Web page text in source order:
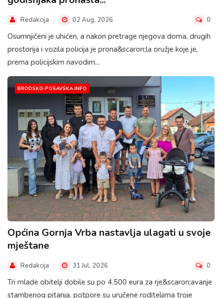
Redakcija 02 Aug, 2026 0
Osumnjičeni je uhićen, a nakon pretrage njegova doma, drugih
prostorija i vozila policija je prona&scaron;la oružje koje je,
prema policijskim navodim...
BRODSKO-POSAVSKA.INFO
Općina Gornja Vrba nastavlja ulagati u svoje
mještane
Redakcija 31 Jul, 2026 0
Tri mlade obitelji dobile su po 4.500 eura za rje&scaron;avanje
stambenog pitanja, potpore su uručene roditeljima troje